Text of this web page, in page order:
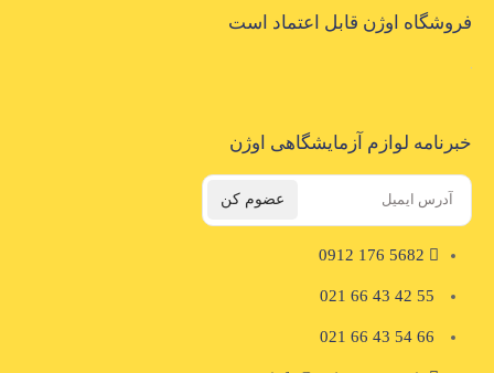
فروشگاه اوژن قابل اعتماد است
خبرنامه لوازم آزمایشگاهی اوژن
عضوم کن
5682 176 0912
55 42 43 66 021
66 54 43 66 021